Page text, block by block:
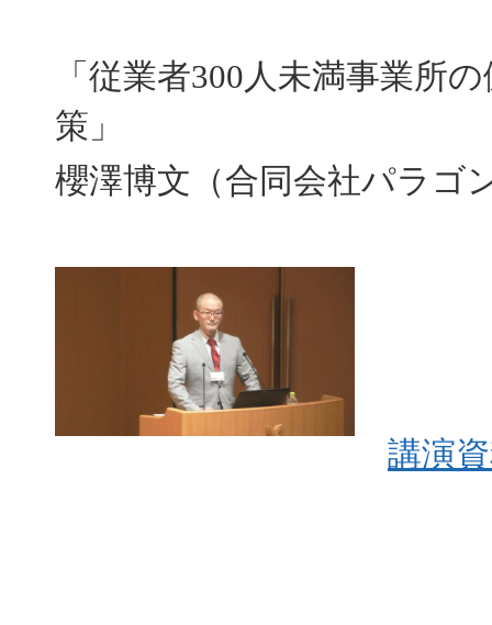
「従業者300人未満事業所
策」
櫻澤博文（合同会社パラゴ
講演